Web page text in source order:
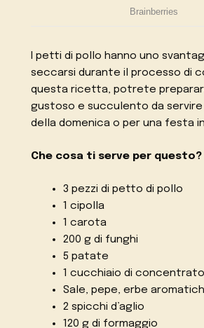
I petti di pollo hanno uno
seccarsi durante il processo di
questa ricetta, potrete
gustoso e succulento da servire
della domenica o per una festa
Che cosa ti serve per questo?
3 pezzi di petto di pollo
1 cipolla
1 carota
200 g di funghi
5 patate
1 cucchiaio di
Sale, pepe, erbe
2 spicchi d’aglio
120 g di formaggio